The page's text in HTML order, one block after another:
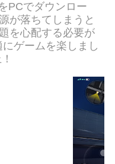
想化エンジンがパ
。遊べるだけでな
PCでダウンロー
が落ちてしまうと
を心配する必要が
ゲームを楽しまし